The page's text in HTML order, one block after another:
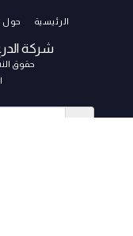
شركة
حقوق النشر © 2026 جميع
الرئيسية حول ADASCO PIPES